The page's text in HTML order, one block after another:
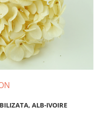
ALB-IVOIRE